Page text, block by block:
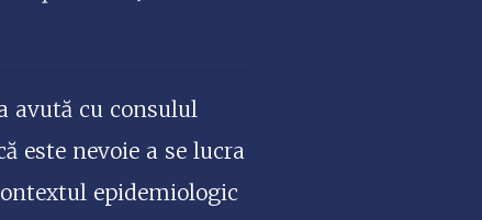
avută cu consulul
este nevoie a se lucra
epidemiologic